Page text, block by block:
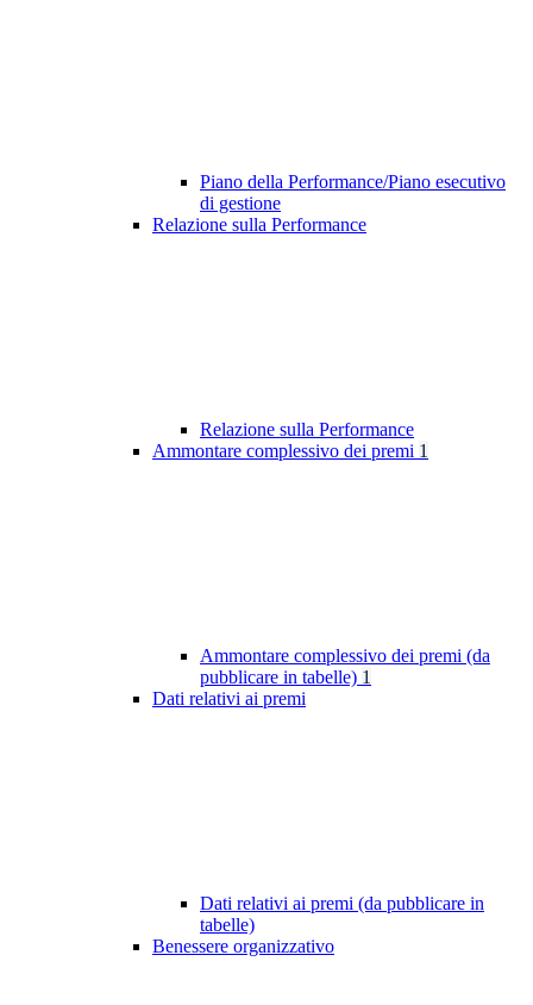
Piano della Performance/Piano esecutivo
di gestione
Relazione sulla Performance
Relazione sulla Performance
Ammontare complessivo dei premi 1
Ammontare complessivo dei premi (da
pubblicare in tabelle) 1
Dati relativi ai premi
Dati relativi ai premi (da pubblicare in
tabelle)
Benessere organizzativo